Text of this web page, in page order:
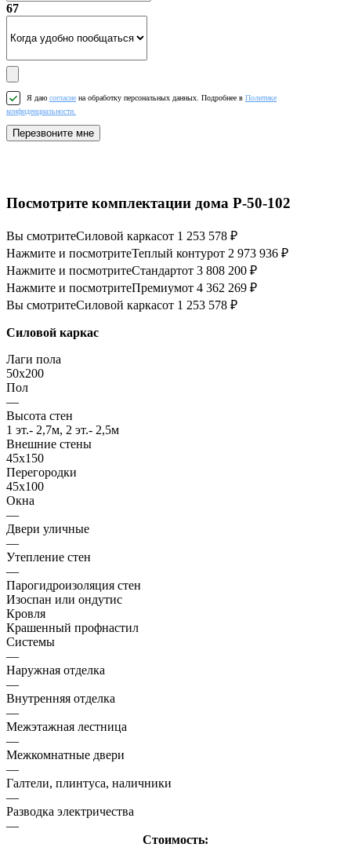
67
Я даю согласие на обработку персональных данных. Подробнее в Политике
конфиденциальности.
Перезвоните мне
Посмотрите комплектации дома P-50-102
Вы смотритеСиловой каркасот 1 253 578 ₽
Нажмите и посмотритеТеплый контурот 2 973 936 ₽
Нажмите и посмотритеСтандартот 3 808 200 ₽
Нажмите и посмотритеПремиумот 4 362 269 ₽
Вы смотритеСиловой каркасот 1 253 578 ₽
Силовой каркас
Лаги пола
50x200
Пол
—
Высота стен
1 эт.- 2,7м, 2 эт.- 2,5м
Внешние стены
45х150
Перегородки
45х100
Окна
—
Двери уличные
—
Утепление стен
—
Парогидроизоляция стен
Изоспан или ондутис
Кровля
Крашенный профнастил
Системы
—
Наружная отделка
—
Внутренняя отделка
—
Межэтажная лестница
—
Межкомнатные двери
—
Галтели, плинтуса, наличники
—
Разводка электричества
—
Стоимость: